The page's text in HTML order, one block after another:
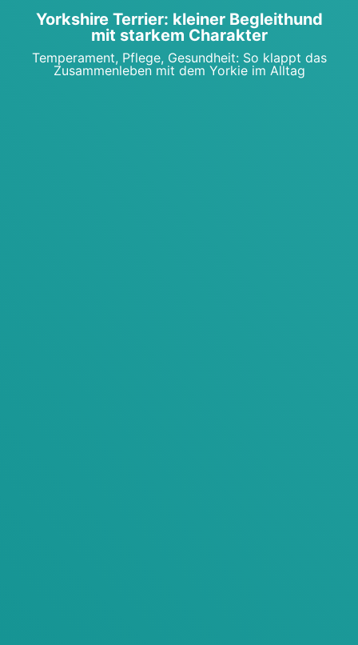
York­shire Ter­ri­er: klei­ner Begleit­hund
mit star­kem Cha­rak­ter
Tem­pe­ra­ment, Pfle­ge, Gesund­heit: So klappt das
Zusam­men­le­ben mit dem Yor­kie im All­tag